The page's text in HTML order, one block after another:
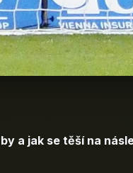
a jak se těší na